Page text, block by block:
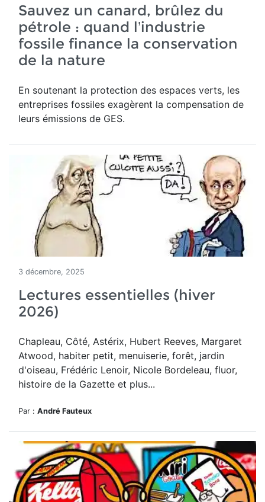
Sauvez un canard, brûlez du
pétrole : quand l’industrie
fossile finance la conservation
de la nature
En soutenant la protection des espaces verts, les
entreprises fossiles exagèrent la compensation de
leurs émissions de GES.
3 décembre, 2025
Lectures essentielles (hiver
2026)
Chapleau, Côté, Astérix, Hubert Reeves, Margaret
Atwood, habiter petit, menuiserie, forêt, jardin
d'oiseau, Frédéric Lenoir, Nicole Bordeleau, fluor,
histoire de la Gazette et plus...
Par : André Fauteux